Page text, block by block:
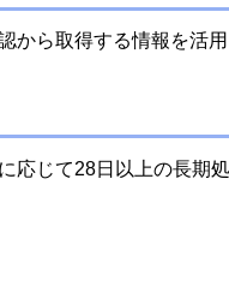
ら取得する情報を活
じて28日以上の長期